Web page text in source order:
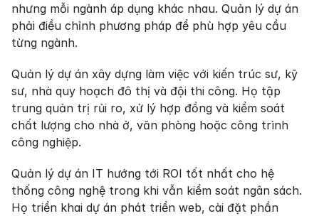
nhưng mỗi ngành áp dụng khác nhau. Quản lý dự án
phải điều chỉnh phương pháp để phù hợp yêu cầu
từng ngành.
Quản lý dự án xây dựng làm việc với kiến trúc sư, kỹ
sư, nhà quy hoạch đô thị và đội thi công. Họ tập
trung quản trị rủi ro, xử lý hợp đồng và kiểm soát
chất lượng cho nhà ở, văn phòng hoặc công trình
công nghiệp.
Quản lý dự án IT hướng tới ROI tốt nhất cho hệ
thống công nghệ trong khi vẫn kiểm soát ngân sách.
Họ triển khai dự án phát triển web, cài đặt phần